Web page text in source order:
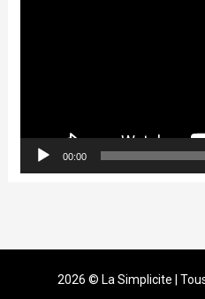
00:00
2026 © La Simplicite |